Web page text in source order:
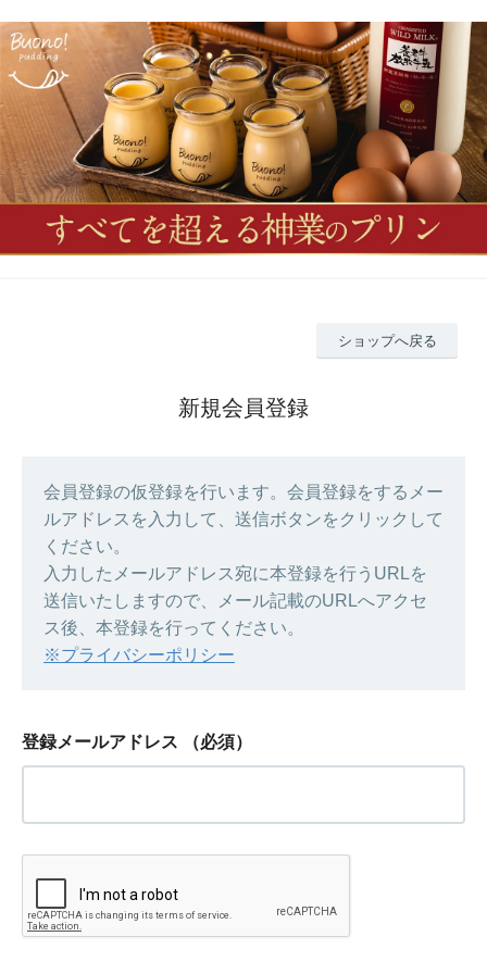
ショップへ戻る
新規会員登録
会員登録の仮登録を行います。会員登録をするメー
ルアドレスを入力して、送信ボタンをクリックして
ください。
入力したメールアドレス宛に本登録を行うURLを
送信いたしますので、メール記載のURLへアクセ
ス後、本登録を行ってください。
※プライバシーポリシー
登録メールアドレス （必須）